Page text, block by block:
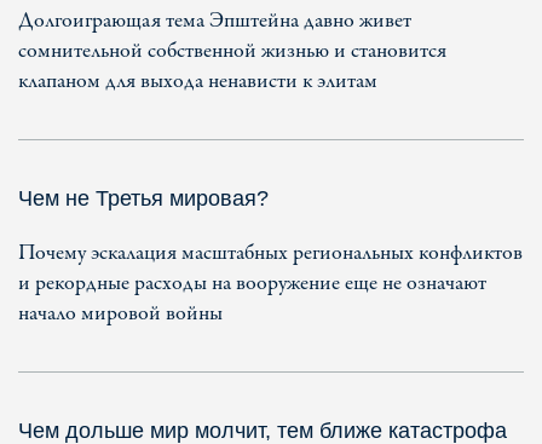
Долгоиграющая тема Эпштейна давно живет
сомнительной собственной жизнью и становится
клапаном для выхода ненависти к элитам
Чем не Третья мировая?
Почему эскалация масштабных региональных конфликтов
и рекордные расходы на вооружение еще не означают
начало мировой войны
Чем дольше мир молчит, тем ближе катастрофа